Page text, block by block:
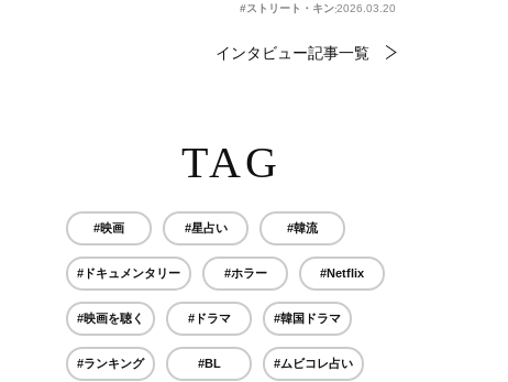
#ストリート・キングダム 自分の音を鳴らせ。
2026.03.20
インタビュー記事一覧
TAG
#映画 #星占い #韓流
#ドキュメンタリー #ホラー #Netflix
#映画を聴く #ドラマ #韓国ドラマ
#ランキング #BL #ムビコレ占い